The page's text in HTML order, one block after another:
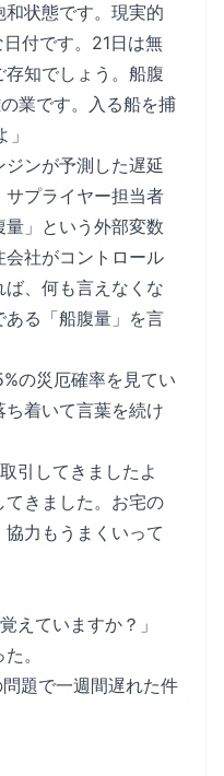
和状態です。現実的
付です。21日は無
知でしょう。船腹
業です。入る船を捕
ンが予測した遅延
サプライヤー担当者
」という外部変数
会社がコントロール
、何も言えなくな
ある「船腹量」を言
の災厄確率を見てい
着いて言葉を続け
引してきましたよ
きました。お宅の
力もうまくいって
えていますか？」
。
題で一週間遅れた件